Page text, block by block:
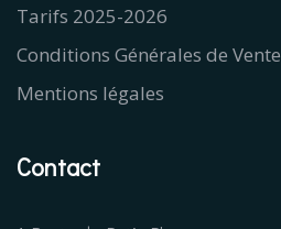
Tarifs 2025-2026
Conditions Générales de Vente
Mentions légales
Contact